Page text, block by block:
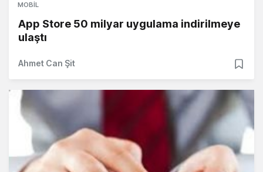
MOBIL
App Store 50 milyar uygulama indirilmeye
ulaştı
Ahmet Can Şit